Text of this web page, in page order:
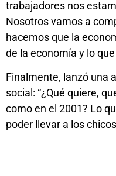
trabajadores nos
Nosotros vamos a
hacemos que la
de la economía y lo
Finalmente, lanzó una
social: “¿Qué quiere,
como en el 2001? Lo
poder llevar a los